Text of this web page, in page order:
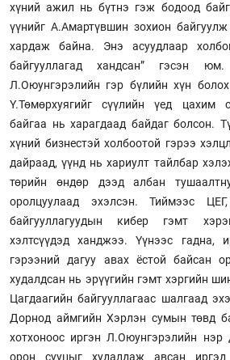
хүний ажил нь бүтнэ гэж бодоод
үүнийг А.Амартүвшин зохион
хардаж байна. Энэ асуудлаар
байгууллагад хандсан” гэсэн
Л.Оюунгэрэлийн гэр бүлийн хүн
Ү.Төмөрхуягийг сүүлийн үед цахим
байгаа нь харагдаад байдаг болсон.
хүний бизнестэй холбоотой гэрээ
дайраад, үүнд нь хариулт тайлбар
төрийн өндөр дээд албан
оролцуулаад эхэлсэн. Тиймээс
байгууллагуудын кибер гэмт
хэлтсүүдэд ханджээ. Үүнээс гадна,
гэрээний дагуу авах ёстой байсан
худалдсан нь эрүүгийн гэмт хэргийн
Цагдаагийн байгууллагаас шалгаад
Дорнод аймгийн Хэрлэн сумын төвд
хотхоноос иргэн Л.Оюунгэрэлийн нэр
орон сууцыг худалдаж авсан